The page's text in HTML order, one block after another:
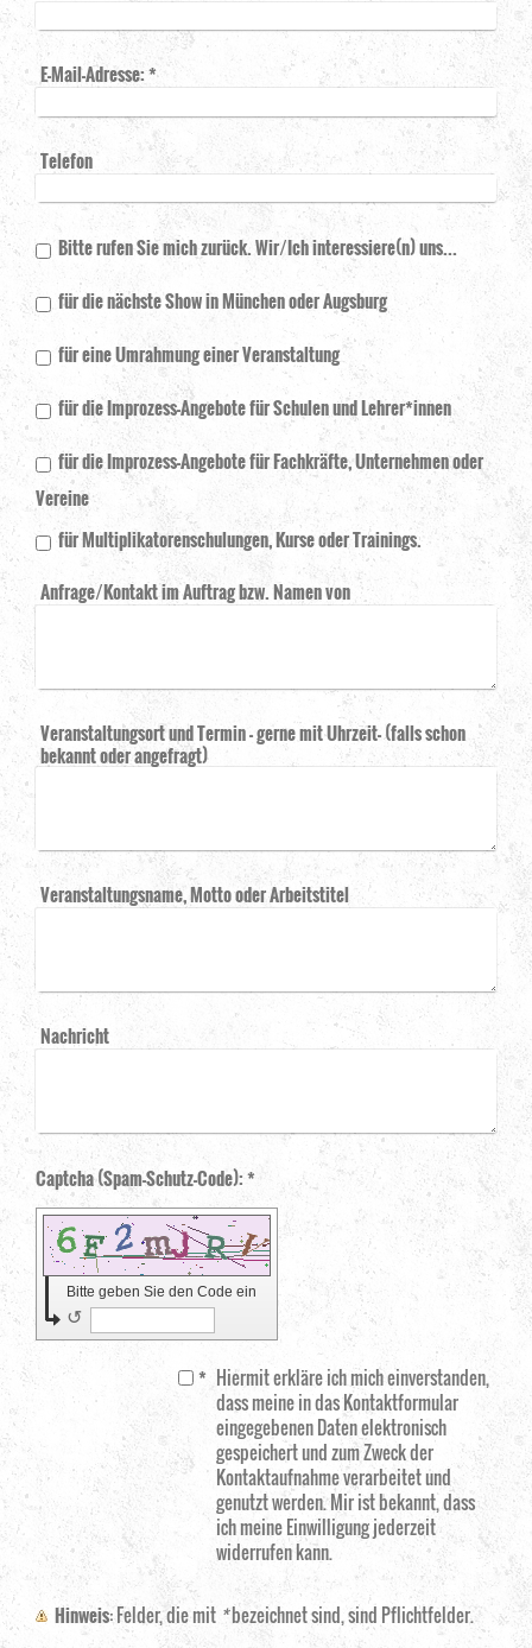
E-Mail-Adresse:*
Telefon
Bitte rufen Sie mich zurück. Wir/Ich interessiere(n) uns...
für die nächste Show in München oder Augsburg
für eine Umrahmung einer Veranstaltung
für die Improzess-Angebote für Schulen und Lehrer*innen
für die Improzess-Angebote für Fachkräfte, Unternehmen oder
Vereine
für Multiplikatorenschulungen, Kurse oder Trainings.
Anfrage/Kontakt im Auftrag bzw. Namen von
Veranstaltungsort und Termin - gerne mit Uhrzeit- (falls schon
bekannt oder angefragt)
Veranstaltungsname, Motto oder Arbeitstitel
Nachricht
Captcha (Spam-Schutz-Code): *
Bitte geben Sie den Code ein
↺
* Hiermit erkläre ich mich einverstanden,
dass meine in das Kontaktformular
eingegebenen Daten elektronisch
gespeichert und zum Zweck der
Kontaktaufnahme verarbeitet und
genutzt werden. Mir ist bekannt, dass
ich meine Einwilligung jederzeit
widerrufen kann.
Hinweis : Felder, die mit *bezeichnet sind, sind Pflichtfelder.